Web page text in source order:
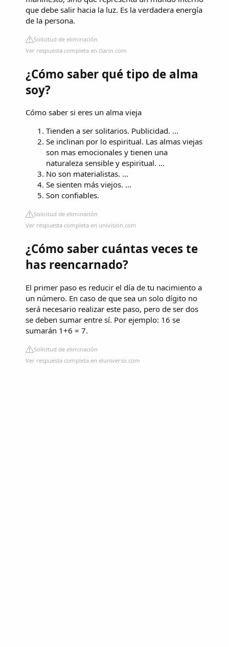
que debe salir hacia la luz. Es la verdadera energía
de la persona.
Solicitud de eliminación
Ver respuesta completa en clarin.com
¿Cómo saber qué tipo de alma
soy?
Cómo saber si eres un alma vieja
Tienden a ser solitarios. Publicidad. ...
Se inclinan por lo espiritual. Las almas viejas
son mas emocionales y tienen una
naturaleza sensible y espiritual. ...
No son materialistas. ...
Se sienten más viejos. ...
Son confiables.
Solicitud de eliminación
Ver respuesta completa en univision.com
¿Cómo saber cuántas veces te
has reencarnado?
El primer paso es reducir el día de tu nacimiento a
un número. En caso de que sea un solo dígito no
será necesario realizar este paso, pero de ser dos
se deben sumar entre sí. Por ejemplo: 16 se
sumarán 1+6 = 7.
Solicitud de eliminación
Ver respuesta completa en eluniverso.com